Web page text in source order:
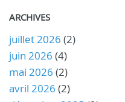
ARCHIVES
juillet 2026 (2)
juin 2026 (4)
mai 2026 (2)
avril 2026 (2)